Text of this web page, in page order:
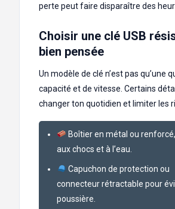
perte peut faire disparaître des
Choisir une clé USB
bien pensée
Un modèle de clé n’est pas qu’une
capacité et de vitesse. Certains
changer ton quotidien et limiter les
Boîtier en métal ou
aux chocs et à l’eau.
Capuchon de protection ou
connecteur rétractable pour
poussière.